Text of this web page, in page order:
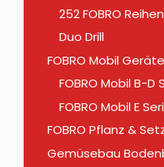
252 FOBRO
Duo Drill
FOBRO Mobil
FOBRO Mobil B-D
FOBRO Mobil E
FOBRO Pflanz &
Gemüsebau